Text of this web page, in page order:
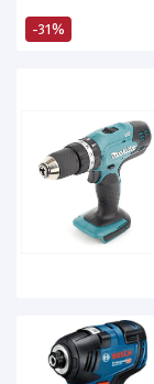
-31%